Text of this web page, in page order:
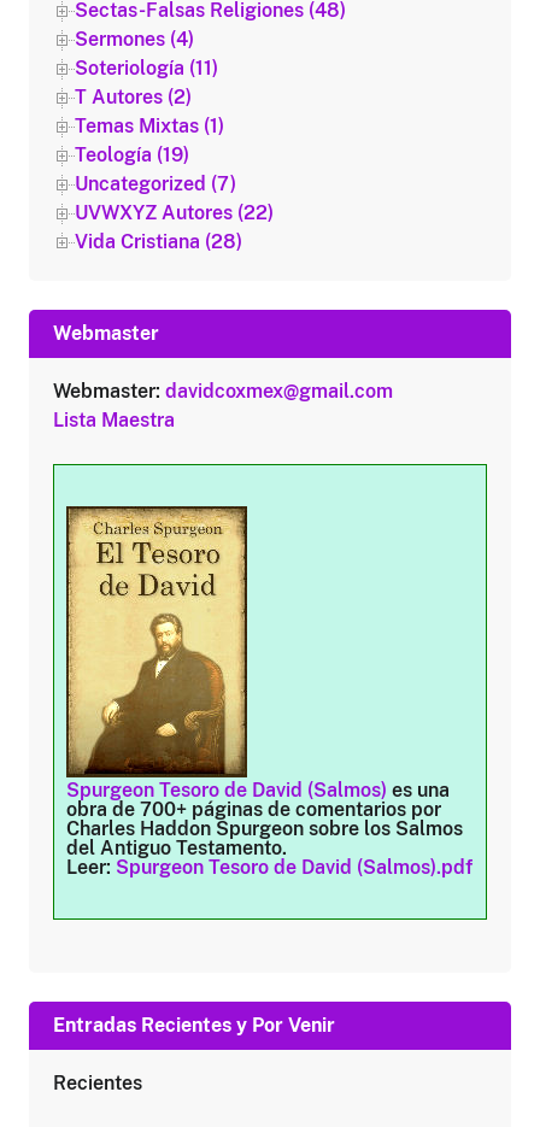
Sectas-Falsas Religiones (48)
Sermones (4)
Soteriología (11)
T Autores (2)
Temas Mixtas (1)
Teología (19)
Uncategorized (7)
UVWXYZ Autores (22)
Vida Cristiana (28)
Webmaster
Webmaster: davidcoxmex@gmail.com
Lista Maestra
Spurgeon Tesoro de David (Salmos) es una
obra de 700+ páginas de comentarios por
Charles Haddon Spurgeon sobre los Salmos
del Antiguo Testamento.
Leer: Spurgeon Tesoro de David (Salmos).pdf
Entradas Recientes y Por Venir
Recientes